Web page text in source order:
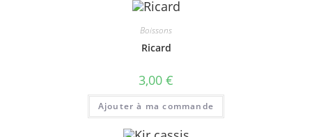
Boissons
Ricard
3,00 €
Ajouter à ma commande